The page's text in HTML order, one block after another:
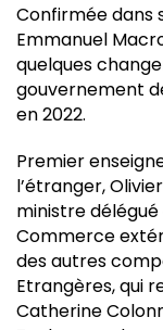
Confirmée dans
Emmanuel
quelques
gouvernement
en 2022.
Premier
l’étranger,
ministre délégué
Commerce
des autres
Etrangères, qui
Catherine